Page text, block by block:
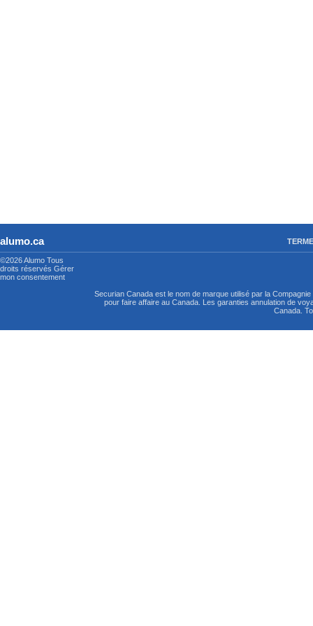
alumo.ca
©2026 Alumo Tous
droits réservés Gérer
mon consentement
Securian Canada est le nom de marque utilisé par la
pour faire affaire au Canada. Les garanties annulation de
Canada.